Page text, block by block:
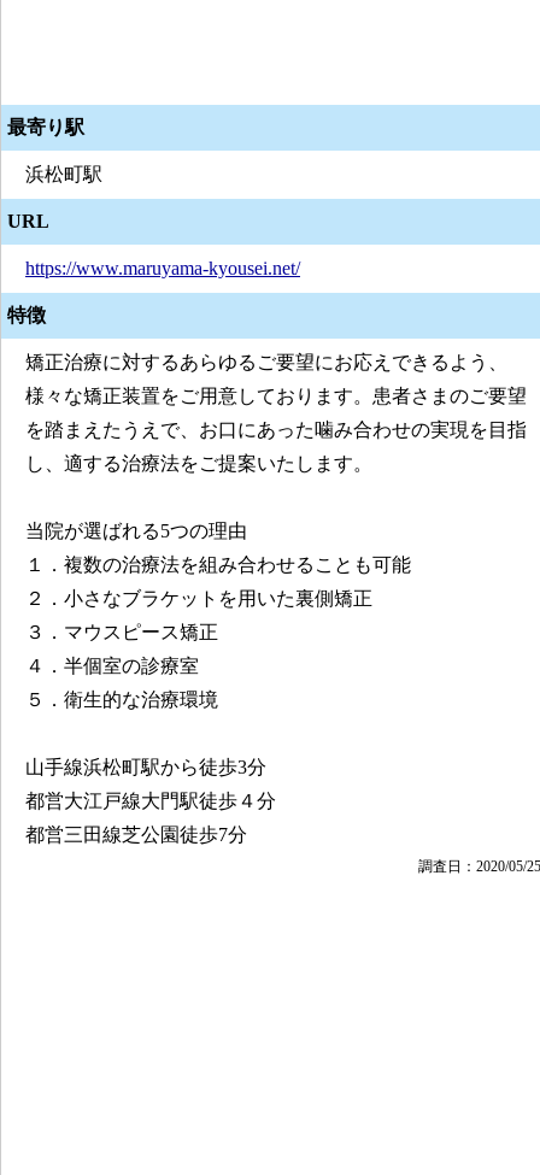
最寄り駅
浜松町駅
URL
https://www.maruyama-kyousei.net/
特徴
矯正治療に対するあらゆるご要望にお応えできるよう、
様々な矯正装置をご用意しております。患者さまのご要望
を踏まえたうえで、お口にあった噛み合わせの実現を目指
し、適する治療法をご提案いたします。
当院が選ばれる5つの理由
１．複数の治療法を組み合わせることも可能
２．小さなブラケットを用いた裏側矯正
３．マウスピース矯正
４．半個室の診療室
５．衛生的な治療環境
山手線浜松町駅から徒歩3分
都営大江戸線大門駅徒歩４分
都営三田線芝公園徒歩7分
調査日：2020/05/25